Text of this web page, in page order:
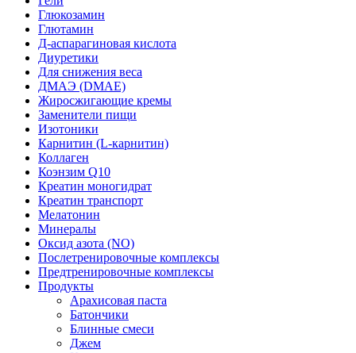
Глюкозамин
Глютамин
Д-аспарагиновая кислота
Диуретики
Для снижения веса
ДМАЭ (DMAE)
Жиросжигающие кремы
Заменители пищи
Изотоники
Карнитин (L-карнитин)
Коллаген
Коэнзим Q10
Креатин моногидрат
Креатин транспорт
Мелатонин
Минералы
Оксид азота (NO)
Послетренировочные комплексы
Предтренировочные комплексы
Продукты
Арахисовая паста
Батончики
Блинные смеси
Джем